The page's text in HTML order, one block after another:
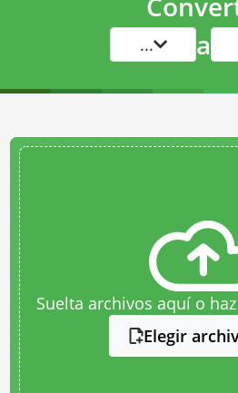
... a
Suelta archivos aquí o
Elegir